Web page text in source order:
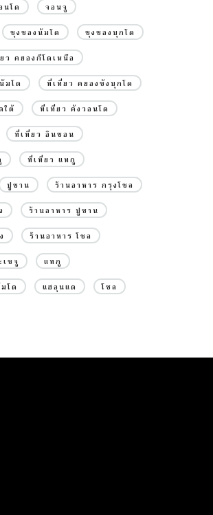
นโด จอนจู
ชุงชองนัมโด ชุงชองบุกโด
ว คยองกีโดเหนือ
มโด ที่เที่ยว คยองซังบุกโด
ใต้ ที่เที่ยว คังวอนโด
ที่เที่ยว อินชอน
ที่เที่ยว แทกู
ปูซาน ร้านอาหาร กรุงโซล
ร้านอาหาร ปูซาน
ร้านอาหาร โซล
เชจู แทกู
โด แฮอุนแด โซล